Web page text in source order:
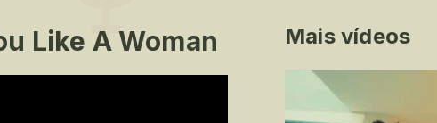
Like A Woman Mais vídeos